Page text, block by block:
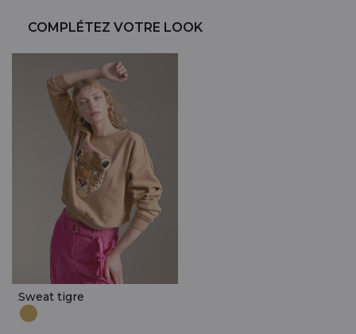
COMPLÉTEZ VOTRE LOOK
Sweat tigre